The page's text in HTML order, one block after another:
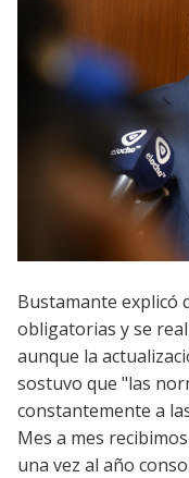
Bustamante explicó
obligatorias y se
aunque la
sostuvo que "las
constantemente a
Mes a mes
una vez al año